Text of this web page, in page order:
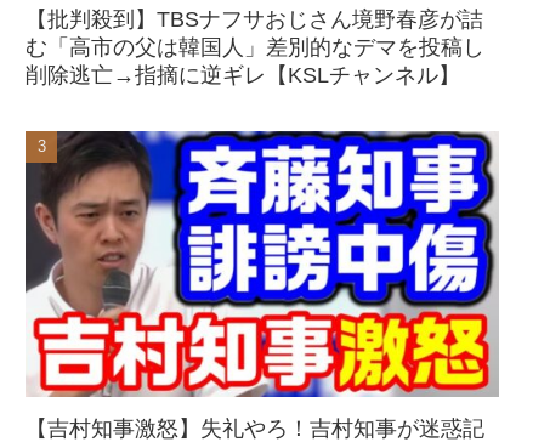
【批判殺到】TBSナフサおじさん境野春彦が詰
む「高市の父は韓国人」差別的なデマを投稿し
削除逃亡→指摘に逆ギレ【KSLチャンネル】
【吉村知事激怒】失礼やろ！吉村知事が迷惑記